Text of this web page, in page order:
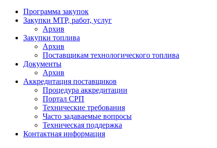
Программа закупок
Закупки МТР, работ, услуг
Архив
Закупки топлива
Архив
Поставщикам технологического топлива
Документы
Архив
Аккредитация поставщиков
Процедура аккредитации
Портал СРП
Технические требования
Часто задаваемые вопросы
Техническая поддержка
Контактная информация